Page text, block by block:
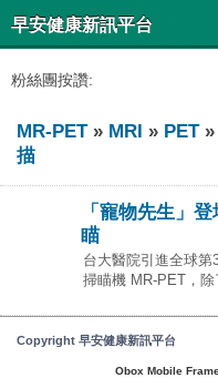
早安健康新訊平台
粉絲團按讚:
MR-PET» MRI » PET»
描
「寵物先生」
瞄
台大醫院引進全球
掃瞄機 MR-PET，
Copyright 早安健康新訊平台
Obox Mobile